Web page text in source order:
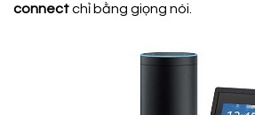
connectchỉ bằng giọng nói.